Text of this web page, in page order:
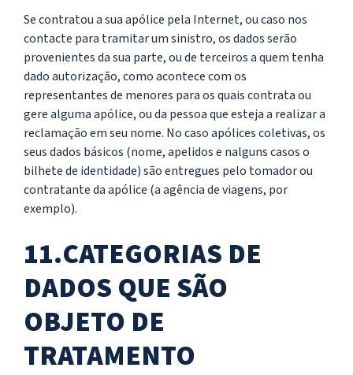
Se contratou a sua apólice pela Internet, ou caso nos
contacte para tramitar um sinistro, os dados serão
provenientes da sua parte, ou de terceiros a quem tenha
dado autorização, como acontece com os
representantes de menores para os quais contrata ou
gere alguma apólice, ou da pessoa que esteja a realizar a
reclamação em seu nome. No caso apólices coletivas, os
seus dados básicos (nome, apelidos e nalguns casos o
bilhete de identidade) são entregues pelo tomador ou
contratante da apólice (a agência de viagens, por
exemplo).
11.CATEGORIAS DE
DADOS QUE SÃO
OBJETO DE
TRATAMENTO